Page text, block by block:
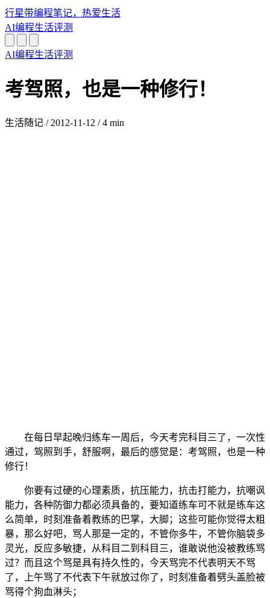
行星带编程笔记，热爱生活
AI编程生活评测
AI编程生活评测
考驾照，也是一种修行！
生活随记 / 2012-11-12 / 4 min
在每日早起晚归练车一周后，今天考完科目三了，一次性
通过，驾照到手，舒服啊，最后的感觉是：考驾照，也是一种
修行！
你要有过硬的心理素质，抗压能力，抗击打能力，抗嘲讽
能力，各种防御力都必须具备的，要知道练车可不就是练车这
么简单，时刻准备着教练的巴掌，大脚；这些可能你觉得太粗
暴，那么好吧，骂人那是一定的，不管你多牛，不管你脑袋多
灵光，反应多敏捷，从科目二到科目三，谁敢说他没被教练骂
过？而且这个骂是具有持久性的，今天骂完不代表明天不骂
了，上午骂了不代表下午就放过你了，时刻准备着劈头盖脸被
骂得个狗血淋头；